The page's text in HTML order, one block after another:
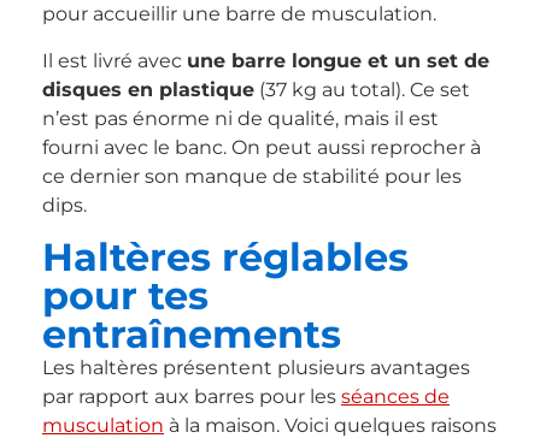
pour accueillir une barre de musculation.
Il est livré avec une barre longue et un set de
disques en plastique (37 kg au total). Ce set
n’est pas énorme ni de qualité, mais il est
fourni avec le banc. On peut aussi reprocher à
ce dernier son manque de stabilité pour les
dips.
Haltères réglables
pour tes
entraînements
Les haltères présentent plusieurs avantages
par rapport aux barres pour les séances de
musculation à la maison. Voici quelques raisons